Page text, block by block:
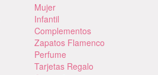
Mujer
Infantil
Complementos
Zapatos Flamenco
Perfume
Tarjetas Regalo